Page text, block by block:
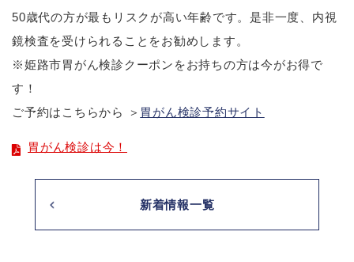
50歳代の方が最もリスクが高い年齢です。是非一度、内視
鏡検査を受けられることをお勧めします。
※姫路市胃がん検診クーポンをお持ちの方は今がお得で
す！
ご予約はこちらから
＞ 胃がん検診予約サイト
胃がん検診は今！
新着情報一覧